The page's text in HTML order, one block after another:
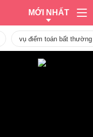
MỚI NHẤT
vụ điểm toán bất